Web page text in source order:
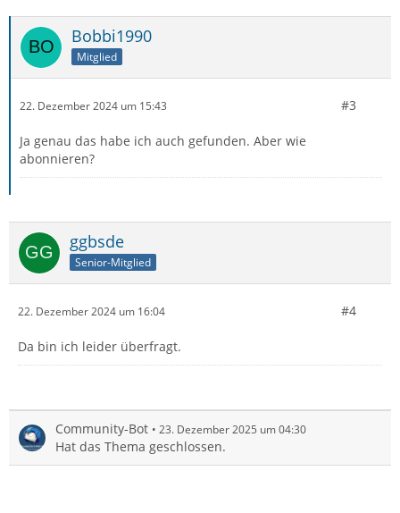
Bobbi1990
Mitglied
22. Dezember 2024 um 15:43 #3
Ja genau das habe ich auch gefunden. Aber wie
abonnieren?
ggbsde
Senior-Mitglied
22. Dezember 2024 um 16:04 #4
Da bin ich leider überfragt.
Community-Bot 23. Dezember 2025 um 04:30
Hat das Thema geschlossen.